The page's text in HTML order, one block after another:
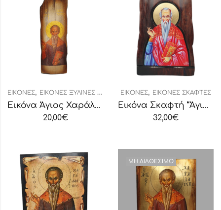
ΕΙΚΌΝΕΣ, ΕΙΚΌΝΕΣ ΞΎΛΙΝΕΣ ΤΎΠΟΥ ΚΕΡΑΜΊΔΙ
Εικόνα Άγιος Χαράλαμπος (τύπου κεραμίδι)
20,00€
ΕΙΚΌΝΕΣ, ΕΙΚΌΝΕΣ ΣΚΑΦΤΈΣ
Εικόνα Σκαφτή “Άγιος Χαράλαμπος”
32,00€
ΜΗ ΔΙΑΘΈΣΙΜΟ